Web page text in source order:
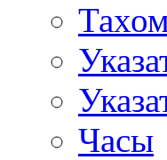
Часы